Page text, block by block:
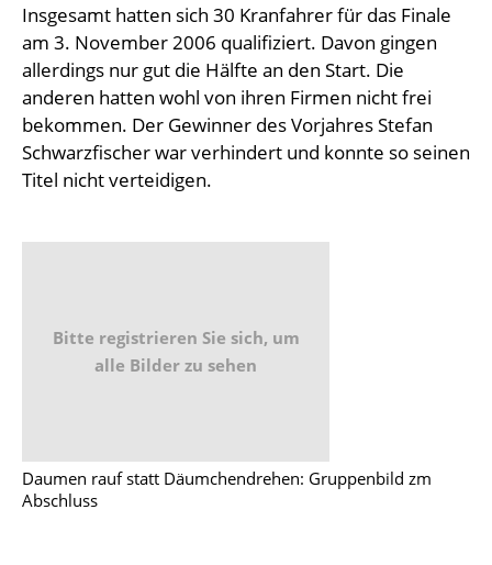
Insgesamt hatten sich 30 Kranfahrer für das Finale
am 3. November 2006 qualifiziert. Davon gingen
allerdings nur gut die Hälfte an den Start. Die
anderen hatten wohl von ihren Firmen nicht frei
bekommen. Der Gewinner des Vorjahres Stefan
Schwarzfischer war verhindert und konnte so seinen
Titel nicht verteidigen.
Bitte registrieren Sie sich, um
alle Bilder zu sehen
Daumen rauf statt Däumchendrehen: Gruppenbild zm
Abschluss